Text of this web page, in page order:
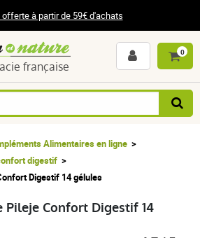
offerte à partir de 59€ d'achats
française
0
Alimentaires en ligne
digestif
Digestif 14 gélules
Pileje Confort Digestif 14